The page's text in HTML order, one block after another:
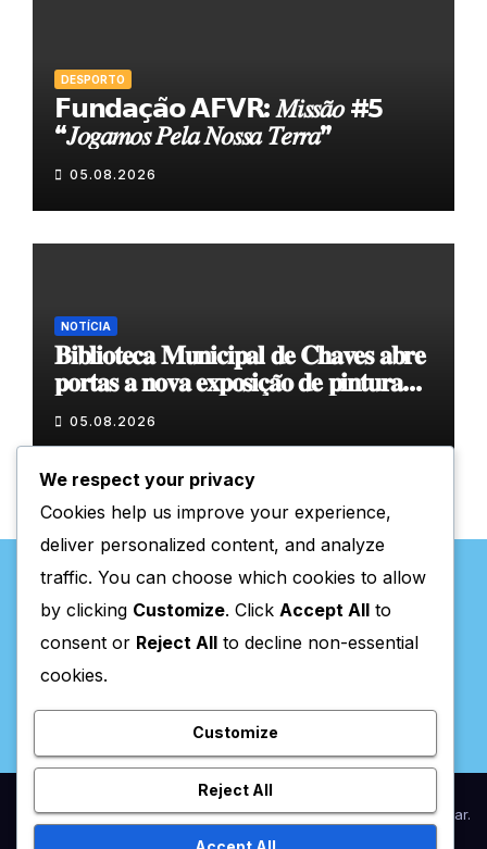
DESPORTO
𝗙𝘂𝗻𝗱𝗮𝗰̧𝗮̃𝗼 𝗔𝗙𝗩𝗥: 𝑀𝑖𝑠𝑠𝑎̃𝑜 #5
“𝐽𝑜𝑔𝑎𝑚𝑜𝑠 𝑃𝑒𝑙𝑎 𝑁𝑜𝑠𝑠𝑎 𝑇𝑒𝑟𝑟𝑎”
05.08.2026
NOTÍCIA
𝐁𝐢𝐛𝐥𝐢𝐨𝐭𝐞𝐜𝐚 𝐌𝐮𝐧𝐢𝐜𝐢𝐩𝐚𝐥 𝐝𝐞 𝐂𝐡𝐚𝐯𝐞𝐬 𝐚𝐛𝐫𝐞
𝐩𝐨𝐫𝐭𝐚𝐬 𝐚 𝐧𝐨𝐯𝐚 𝐞𝐱𝐩𝐨𝐬𝐢𝐜̧𝐚̃𝐨 𝐝𝐞 𝐩𝐢𝐧𝐭𝐮𝐫𝐚
𝐝𝐮𝐫𝐚𝐧𝐭𝐞 𝐨 𝐦𝐞̂𝐬 𝐝𝐞 𝐚𝐠𝐨𝐬𝐭𝐨
05.08.2026
Valpaços Online
Proudly powered by WordPress|Theme:NewsupbyThemeansar.
We respect your privacy
Cookies help us improve your experience,
deliver personalized content, and analyze
traffic. You can choose which cookies to allow
by clicking Customize. Click Accept All to
consent or Reject All to decline non-essential
cookies.
Customize
Reject All